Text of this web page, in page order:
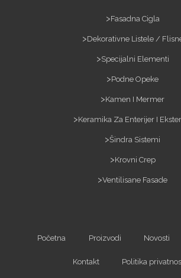
Fasadna Cigla
Dekorativne Listele /
Specijalni Elementi
Podne Opeke
Kamen I Mermer
Keramika Za Enterijer I
Šindra Sistemi
Krovni Crep
Ventilisane Fasade
Početna Proizvodi Novosti
Kontakt Politika